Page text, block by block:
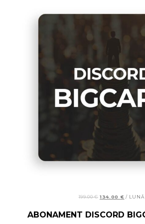
199.00€ 134.00€ / LUNĂ
READ MORE
ABONAMENT DISCORD